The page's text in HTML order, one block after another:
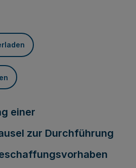
einer
zur Durchführung